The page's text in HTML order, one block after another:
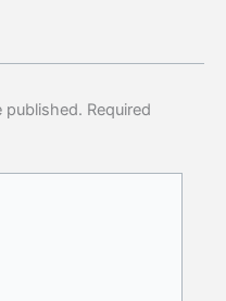
published. Required